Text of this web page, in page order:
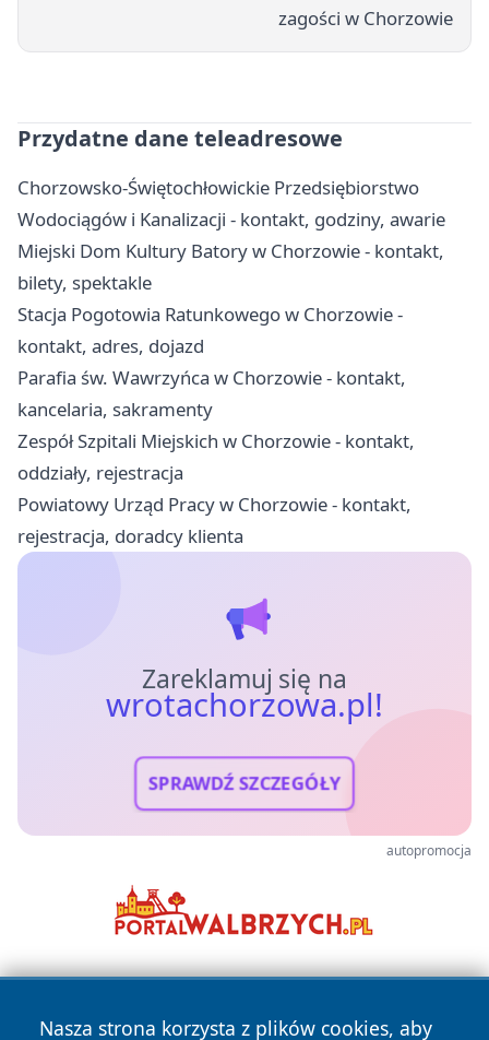
zagości w Chorzowie
Przydatne dane teleadresowe
Chorzowsko-Świętochłowickie Przedsiębiorstwo
Wodociągów i Kanalizacji - kontakt, godziny, awarie
Miejski Dom Kultury Batory w Chorzowie - kontakt,
bilety, spektakle
Stacja Pogotowia Ratunkowego w Chorzowie -
kontakt, adres, dojazd
Parafia św. Wawrzyńca w Chorzowie - kontakt,
kancelaria, sakramenty
Zespół Szpitali Miejskich w Chorzowie - kontakt,
oddziały, rejestracja
Powiatowy Urząd Pracy w Chorzowie - kontakt,
rejestracja, doradcy klienta
Zareklamuj się na
wrotachorzowa.pl!
SPRAWDŹ SZCZEGÓŁY
autopromocja
Nasza strona korzysta z plików cookies, aby